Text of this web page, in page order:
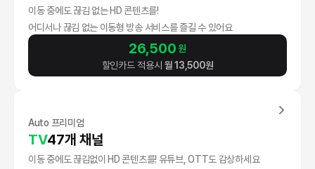
이동 중에도 끊김 없는 HD 콘텐츠를!
어디서나 끊김 없는 이동형 방송 서비스를 즐길 수 있어요
26,500원
할인카드 적용시 월 13,500원
Auto 프리미엄
TV47개 채널
이동 중에도 끊김없이 HD 콘텐츠를! 유튜브, OTT도 감상하세요